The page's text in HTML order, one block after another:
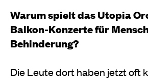
Warum spielt das Utopia
Balkon-Konzerte für
Behinderung?
Die Leute dort haben jetzt oft